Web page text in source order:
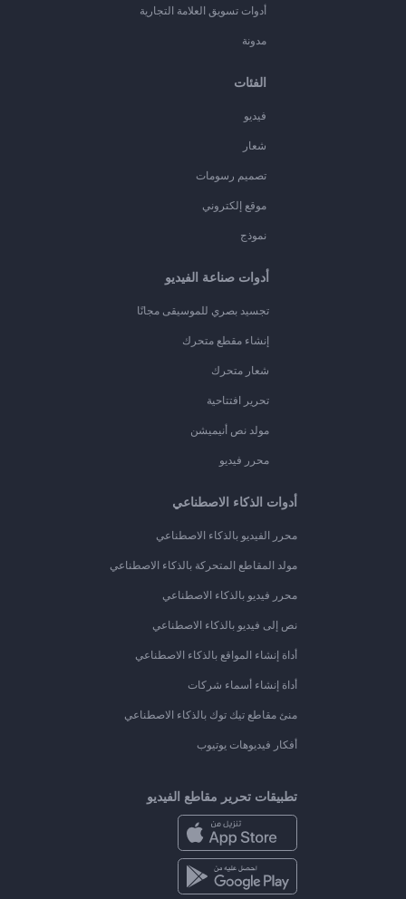
أدوات تسويق العلامة التجارية
مدونة
الفئات
فيديو
شعار
تصميم رسومات
موقع إلكتروني
نموذج
أدوات صناعة الفيديو
تجسيد بصري للموسيقى مجانًا
إنشاء مقطع متحرك
شعار متحرك
تحرير افتتاحية
مولد نص أنيميشن
محرر فيديو
أدوات الذكاء الاصطناعي
محرر الفيديو بالذكاء الاصطناعي
مولد المقاطع المتحركة بالذكاء الاصطناعي
محرر فيديو بالذكاء الاصطناعي
نص إلى فيديو بالذكاء الاصطناعي
أداة إنشاء المواقع بالذكاء الاصطناعي
أداة إنشاء أسماء شركات
منئ مقاطع تيك توك بالذكاء الاصطناعي
أفكار فيديوهات يوتيوب
تطبيقات تحرير مقاطع الفيديو